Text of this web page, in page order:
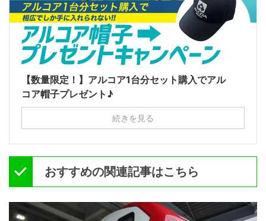
【数量限定！】アルコア1台分セット購入でアル
コア帽子プレゼント♪
続きを見る
おすすめの関連記事はこちら